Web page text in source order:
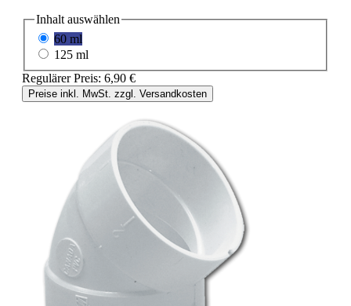
Inhalt auswählen
60 ml
125 ml
Regulärer Preis: 6,90 €
Preise inkl. MwSt. zzgl. Versandkosten